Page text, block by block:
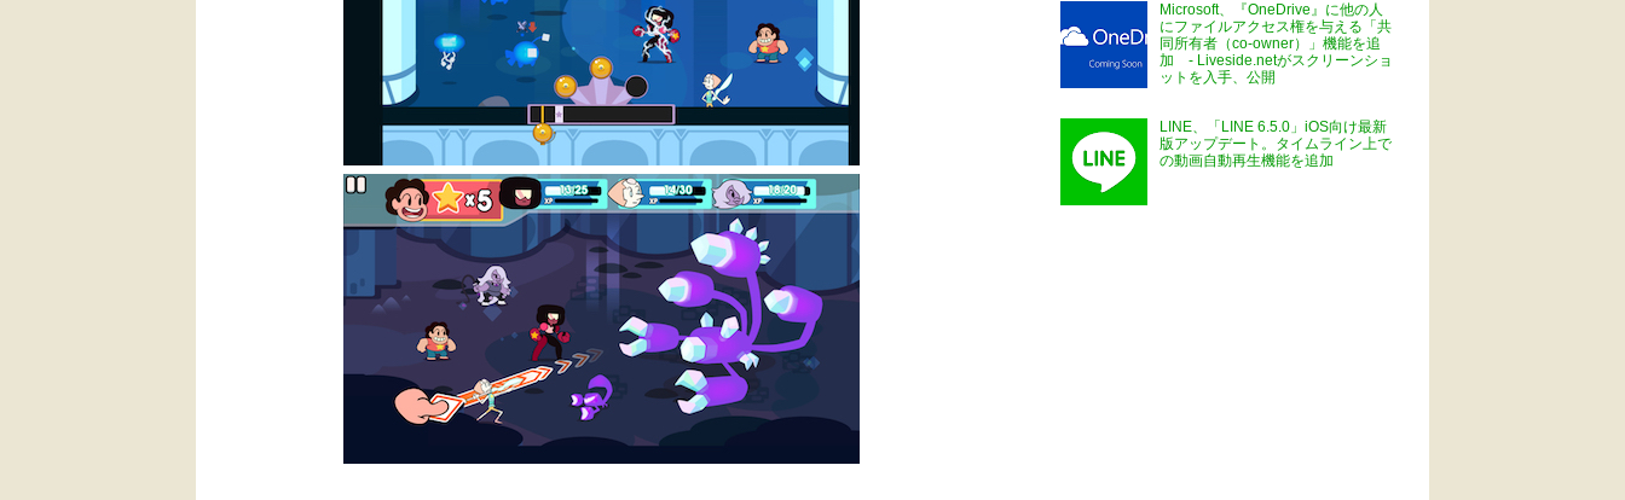
Microsoft、『OneDrive』に他の人
にファイルアクセス権を与える「共
同所有者（co-owner）」機能を追
加 - Liveside.netがスクリーンショ
ットを入手、公開
LINE、「LINE 6.5.0」iOS向け最新
版アップデート。タイムライン上で
の動画自動再生機能を追加